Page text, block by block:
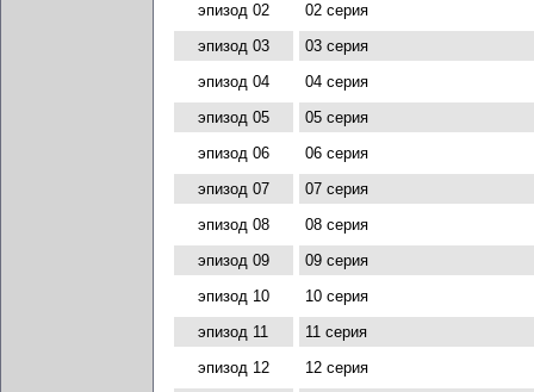
эпизод 02
02 серия
эпизод 03
03 серия
эпизод 04
04 серия
эпизод 05
05 серия
эпизод 06
06 серия
эпизод 07
07 серия
эпизод 08
08 серия
эпизод 09
09 серия
эпизод 10
10 серия
эпизод 11
11 серия
эпизод 12
12 серия